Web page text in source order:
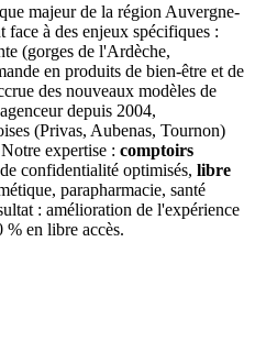
majeur de la région Auvergne-
à des enjeux spécifiques :
(gorges de l'Ardèche,
en produits de bien-être et de
des nouveaux modèles de
depuis 2004,
(Privas, Aubenas, Tournon)
expertise : comptoirs
de confidentialité optimisés, libre
parapharmacie, santé
: amélioration de l'expérience
% en libre accès.